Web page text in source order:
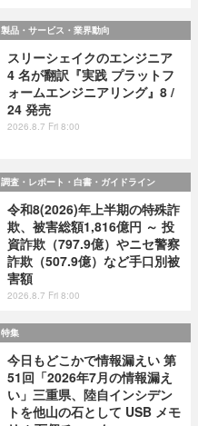
製品・サービス・業界動向
スリーシェイクのエンジニア
4 名が翻訳『実践 プラットフ
ォームエンジニアリング』8 /
24 発売
2026.8.7 Fri 8:00
調査・レポート・白書・ガイドライン
令和8(2026)年上半期の特殊詐
欺、被害総額1,816億円 ～ 投
資詐欺（797.9億）やニセ警察
詐欺（507.9億）など手口別被
害額
2026.8.7 Fri 8:00
特集
今日もどこかで情報漏えい 第
51回「2026年7月の情報漏え
い」三重県、陸自インシデン
トを他山の石として USB メモ